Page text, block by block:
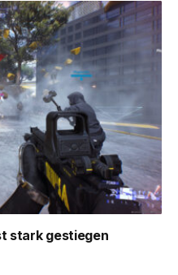
stark gestiegen